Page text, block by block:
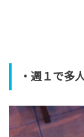
・週１で多